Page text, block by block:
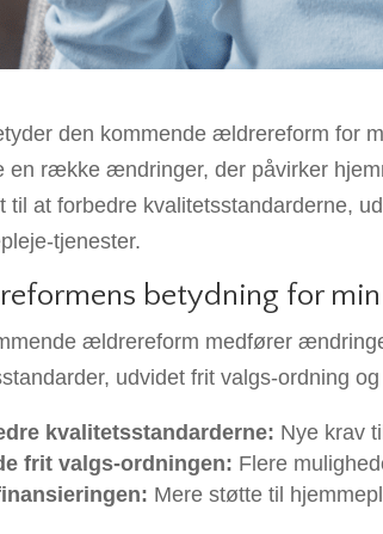
den kommende ældrereform for
en række ændringer, der påvirker
til at forbedre kvalitetsstandarderne,
tjenester.
betydning for
ældrereform medfører
udvidet frit valgs-ordning
kvalitetsstandarderne: Nye krav
frit valgs-ordningen: Flere
Mere støtte til